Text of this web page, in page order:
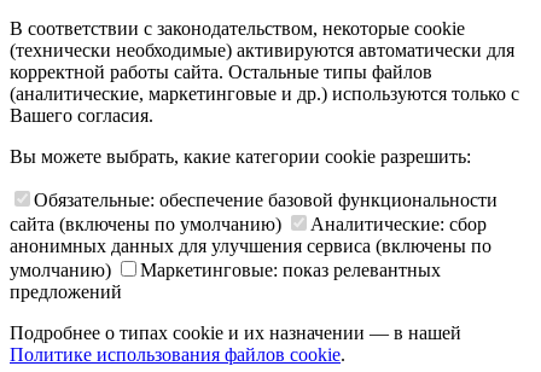
В соответствии с законодательством, некоторые cookie
(технически необходимые) активируются автоматически для
корректной работы сайта. Остальные типы файлов
(аналитические, маркетинговые и др.) используются только с
Вашего согласия.
Вы можете выбрать, какие категории cookie разрешить:
Обязательные: обеспечение базовой функциональности
сайта (включены по умолчанию)
Аналитические: сбор
анонимных данных для улучшения сервиса (включены по
умолчанию)
Маркетинговые: показ релевантных
предложений
Подробнее о типах cookie и их назначении — в нашей
Политике использования файлов cookie.